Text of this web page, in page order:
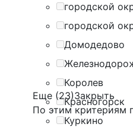
городской
городской
Домодедово
Королев
Красногорск
Куркино
Еще (23)Закрыть
По этим критериям